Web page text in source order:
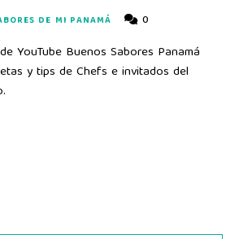
DE MI PANAMÁ 0
YouTube Buenos Sabores Panamá
y tips de Chefs e invitados del